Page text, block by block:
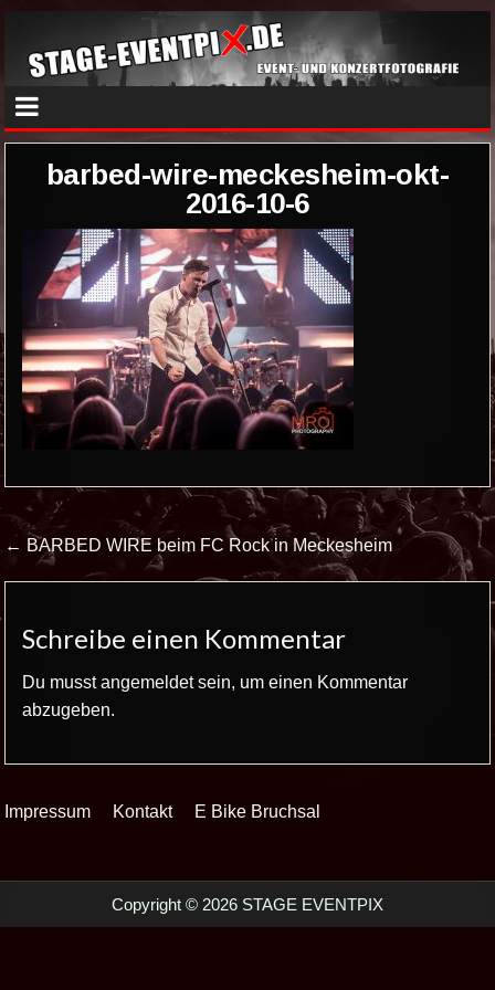
barbed-wire-meckesheim-okt-
2016-10-6
Beitrags-
Navigation
← BARBED WIRE beim FC Rock in Meckesheim
Schreibe einen Kommentar
Du musstangemeldetsein, um einen Kommentar
abzugeben.
Impressum Kontakt E Bike Bruchsal
Copyright © 2026 STAGE EVENTPIX